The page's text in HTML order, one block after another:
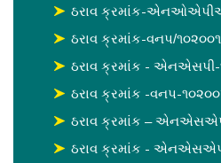
ઠરાવ ક્રમાંક-
ઠરાવ ક્રમાંક-વનપ/
ઠરાવ ક્રમાંક -
ઠરાવ ક્રમાંક -વનપ-
ઠરાવ ક્રમાંક –
ઠરાવ ક્રમાંક -